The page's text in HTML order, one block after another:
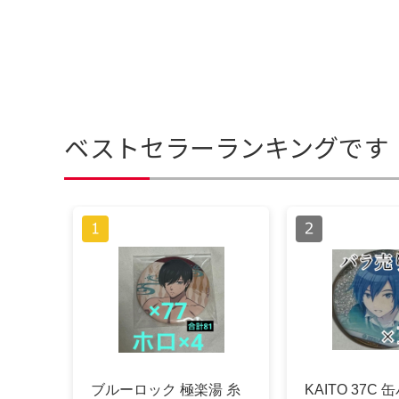
ベストセラーランキングです
ブルーロック 極楽湯 糸 KAITO 37C